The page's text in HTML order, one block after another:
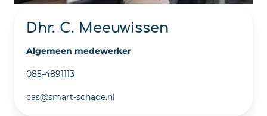
Dhr. C. Meeuwissen
Algemeen medewerker
085-4891113
cas@smart-schade.nl